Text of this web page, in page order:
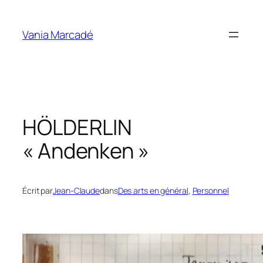
contenu
Vania Marcadé
HÖLDERLIN
« Andenken »
Écrit parJean-ClaudedansDes arts en général, Personnel